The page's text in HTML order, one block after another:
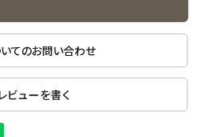
てのお問い合わせ
レビューを書く